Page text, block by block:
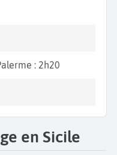
: 2h20
en Sicile